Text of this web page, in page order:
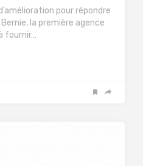
pour répondre
la première agence
fournir…